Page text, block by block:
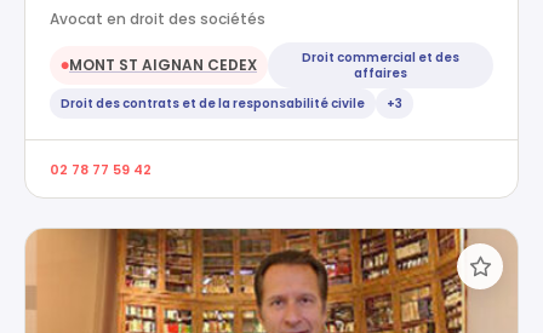
Avocat en droit des sociétés
●MONT ST AIGNAN CEDEX
Droit commercial et des
affaires
Droit des contrats et de la responsabilité civile
+3
02 78 77 59 42